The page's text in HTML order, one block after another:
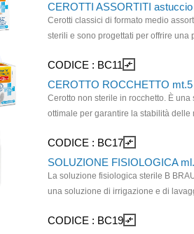
Dimensioni mm 460 x 25 mm
CEROTTI ASSORTITI
Cerotti classici di formato medio
sterili e sono progettati per offrire una protezione sicura
CODICE : BC11 compare_arrows
CEROTTO ROCCHETTO mt.5
Cerotto non sterile in rocchetto. È una soluzione
ottimale per garantire la stabilità delle
alla pelle per assicurare una tenuta
bende, delle ferite e altri interventi di pronto soccorso.
Ritagliabile su misura
CODICE : BC17 compare_arrows
SOLUZIONE FISIOLOGICA
La soluzione fisiologica sterile B
una soluzione di irrigazione e di lavaggio. Il contenitore
maneggevole, versatile, di facile
CODICE : BC19 compare_arrows